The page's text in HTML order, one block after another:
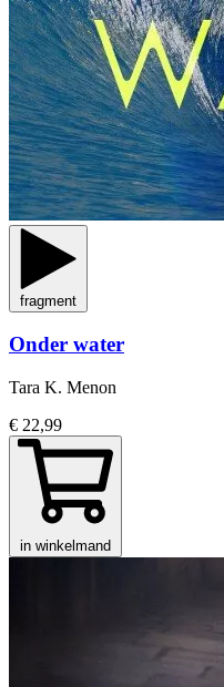
fragment
Onder water
Tara K. Menon
€ 22,99
in winkelmand